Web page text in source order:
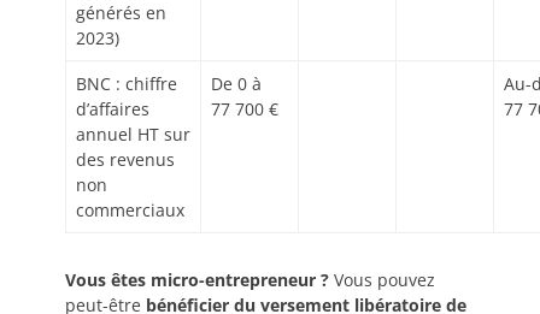
générés en
2023)
BNC : chiffre
d’affaires
annuel HT sur
des revenus
non
commerciaux
De 0 à
77 700 €
Au-
77
Vous êtes micro-entrepreneur ? Vous pouvez
peut-être bénéficier du versement libératoire de